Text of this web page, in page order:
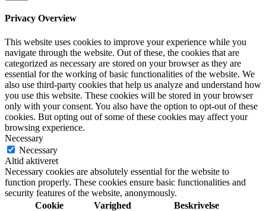
Privacy Overview
This website uses cookies to improve your experience while you
navigate through the website. Out of these, the cookies that are
categorized as necessary are stored on your browser as they are
essential for the working of basic functionalities of the website. We
also use third-party cookies that help us analyze and understand how
you use this website. These cookies will be stored in your browser
only with your consent. You also have the option to opt-out of these
cookies. But opting out of some of these cookies may affect your
browsing experience.
Necessary
Necessary
Altid aktiveret
Necessary cookies are absolutely essential for the website to
function properly. These cookies ensure basic functionalities and
security features of the website, anonymously.
Cookie
Varighed Beskrivelse